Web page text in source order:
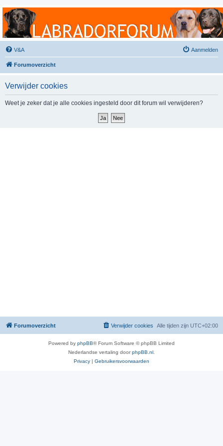
Labradorforum
Het gezelligste Labradorforum van Nederland en België!
V&A Aanmelden
Forumoverzicht
Verwijder cookies
Weet je zeker dat je alle cookies ingesteld door dit forum wil verwijderen?
Forumoverzicht Alle tijden zijn UTC+02:00
Verwijder cookies
Powered by phpBB® Forum Software © phpBB Limited
Nederlandse vertaling doorphpBB.nl
Privacy | Gebruikersvoorwaarden